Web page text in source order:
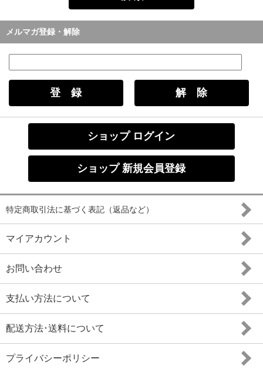
メルマガ登録・解除
ショップ ログイン
ショップ 新規会員登録
特定商取引法に基づく表記（返品など）
マイアカウント
お問い合わせ
支払い方法について
配送方法･送料について
プライバシーポリシー